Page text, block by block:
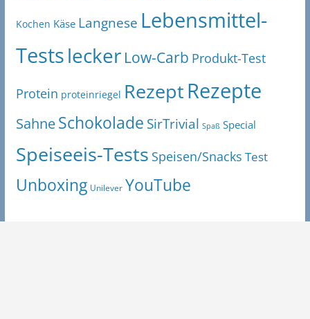
Kochen Käse Langnese Lebensmittel-
Testslecker Low-Carb Produkt-Test
Protein proteinriegel RezeptRezepte
SahneSchokolade SirTrivial Spaß Special
Speiseeis-Tests Speisen/Snacks Test
Unboxing Unilever YouTube